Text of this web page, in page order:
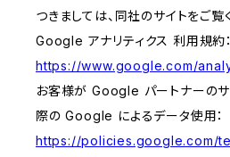
つきましては、同社のサイトをご覧
Google アナリティクス 利用規約：
https://www.google.com/
お客様が Google パートナーのサ
際の Google によるデータ使用：
https://policies.google.com/